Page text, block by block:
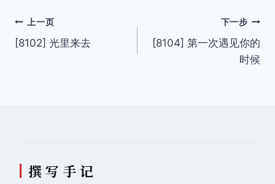
文
章
上一页
[8102] 光里来去
下一步
[8104] 第一次遇见你的
时候
撰 写 手 记